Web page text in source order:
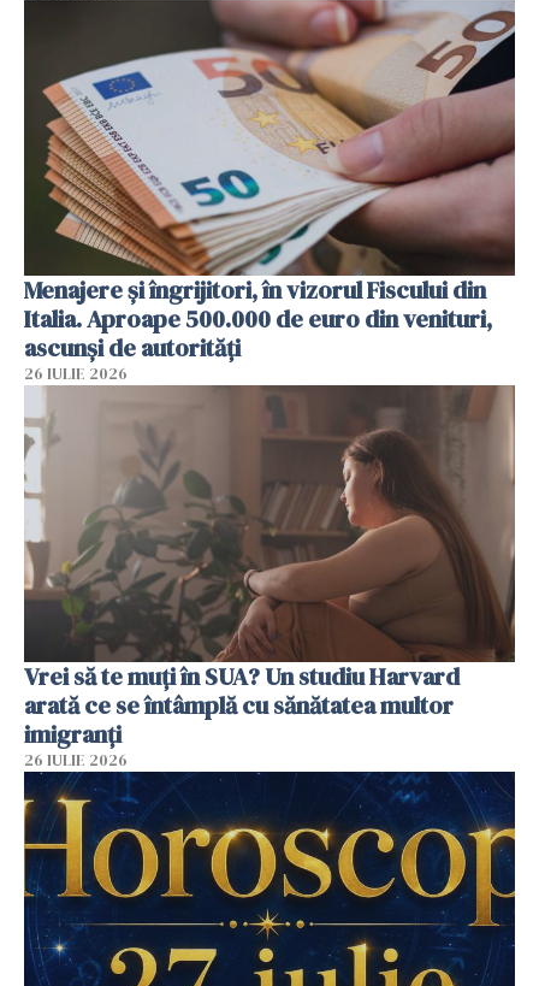
Menajere și îngrijitori, în vizorul Fiscului din
Italia. Aproape 500.000 de euro din venituri,
ascunși de autorități
26 IULIE 2026
Vrei să te muți în SUA? Un studiu Harvard
arată ce se întâmplă cu sănătatea multor
imigranți
26 IULIE 2026